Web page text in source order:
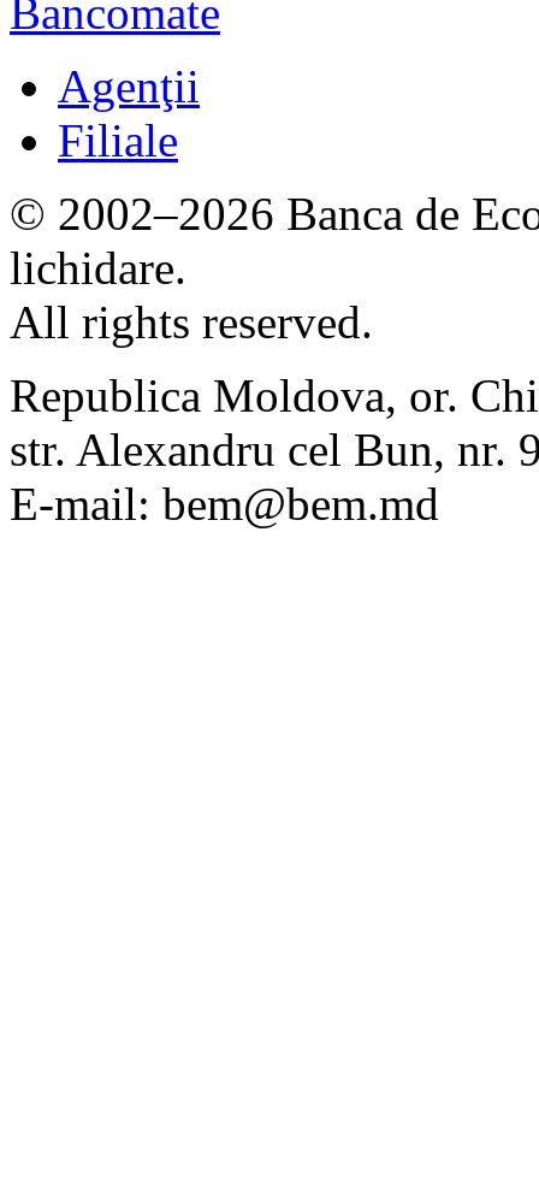
Bancomate
Agenţii
Filiale
© 2002–2026 Banca de
lichidare.
All rights reserved.
Republica Moldova, or.
str. Alexandru cel Bun, nr.
E-mail: bem@bem.md